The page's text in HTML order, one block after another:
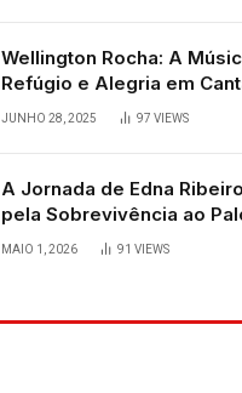
Wellington Rocha: A
Refúgio e Alegria em
JUNHO 28, 2025 97 VIEWS
A Jornada de Edna
pela Sobrevivência ao
MAIO 1, 2026 91 VIEWS